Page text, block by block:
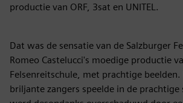
productie van ORF, 3sat en UNITEL.
Dat was de sensatie van de Salzburger
Romeo Castelucci's moedige productie
Felsenreitschule, met prachtige
briljante zangers speelde in de